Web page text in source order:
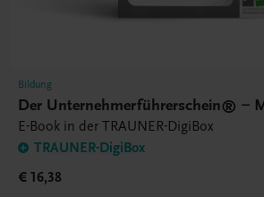
Bildung
Der Unternehmerführerschein® –
E-Book in der TRAUNER-DigiBox
TRAUNER-DigiBox
€ 16,38